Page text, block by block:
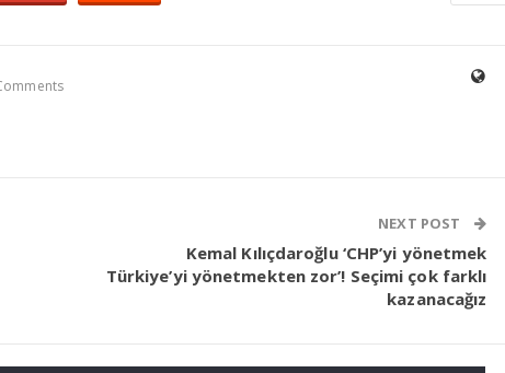
NEXT POST
Kemal Kılıçdaroğlu ‘CHP’yi yönetmek
Türkiye’yi yönetmekten zor’! Seçimi çok farklı
kazanacağız